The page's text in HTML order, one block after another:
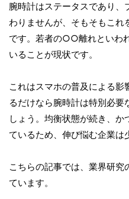
腕時計はステータスであり
わりませんが、そもそもこれ
です。若者の○○離れといわ
いることが現状です。
これはスマホの普及による
るだけなら腕時計は特別必
しょう。均衡状態が続き、か
ているため、伸び悩む企業は
こちらの記事では、業界研究
ています。